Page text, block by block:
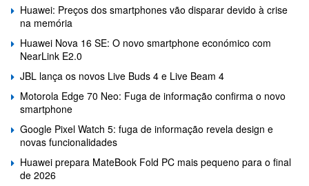
Huawei: Preços dos smartphones vão disparar devido à crise
na memória
Huawei Nova 16 SE: O novo smartphone económico com
NearLink E2.0
JBL lança os novos Live Buds 4 e Live Beam 4
Motorola Edge 70 Neo: Fuga de informação confirma o novo
smartphone
Google Pixel Watch 5: fuga de informação revela design e
novas funcionalidades
Huawei prepara MateBook Fold PC mais pequeno para o final
de 2026